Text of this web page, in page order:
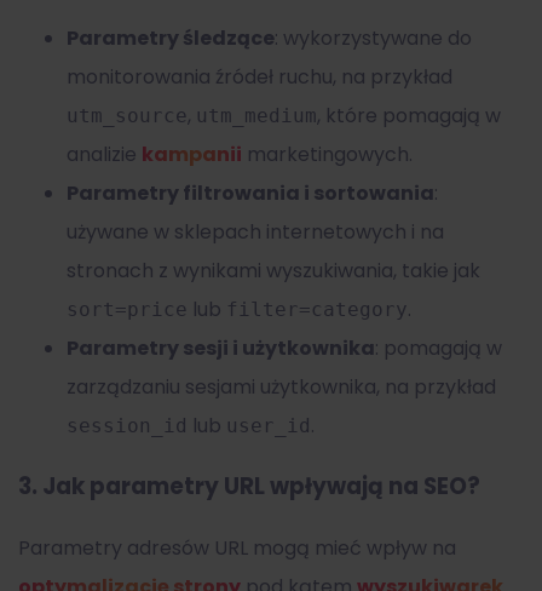
Parametry śledzące: wykorzystywane do
monitorowania źródeł ruchu, na przykład
utm_source, utm_medium, które pomagają w
analizie kampanii marketingowych.
Parametry filtrowania i sortowania:
używane w sklepach internetowych i na
stronach z wynikami wyszukiwania, takie jak
sort=price lub filter=category.
Parametry sesji i użytkownika: pomagają w
zarządzaniu sesjami użytkownika, na przykład
session_id lub user_id.
3. Jak parametry URL wpływają na SEO?
Parametry adresów URL mogą mieć wpływ na